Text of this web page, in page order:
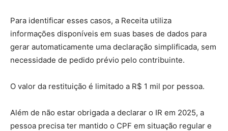
Para identificar esses casos, a Receita utiliza
informações disponíveis em suas bases de dados para
gerar automaticamente uma declaração simplificada, sem
necessidade de pedido prévio pelo contribuinte.
O valor da restituição é limitado a R$ 1 mil por pessoa.
Além de não estar obrigada a declarar o IR em 2025, a
pessoa precisa ter mantido o CPF em situação regular e